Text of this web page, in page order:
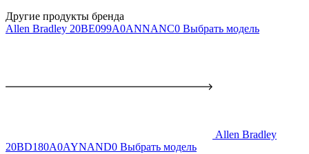
Другие продукты бренда
Allen Bradley 20BE099A0ANNANC0 Выбрать модель
Allen Bradley
20BD180A0AYNAND0 Выбрать модель